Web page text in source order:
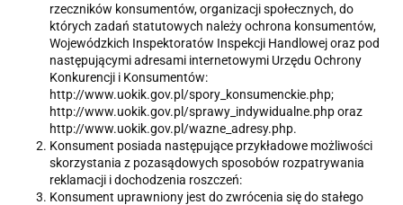
rzeczników konsumentów, organizacji społecznych, do
których zadań statutowych należy ochrona konsumentów,
Wojewódzkich Inspektoratów Inspekcji Handlowej oraz pod
następującymi adresami internetowymi Urzędu Ochrony
Konkurencji i Konsumentów:
http://www.uokik.gov.pl/spory_konsumenckie.php;
http://www.uokik.gov.pl/sprawy_indywidualne.php oraz
http://www.uokik.gov.pl/wazne_adresy.php.
Konsument posiada następujące przykładowe możliwości
skorzystania z pozasądowych sposobów rozpatrywania
reklamacji i dochodzenia roszczeń:
Konsument uprawniony jest do zwrócenia się do stałego